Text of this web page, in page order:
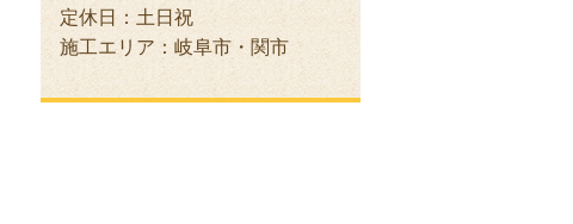
定休日：土日祝
施工エリア：岐阜市・関市